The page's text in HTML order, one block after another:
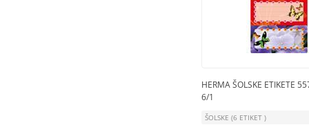
HERMA ŠOLSKE ETIKETE
6/1
ŠOLSKE (6 ETIKET )